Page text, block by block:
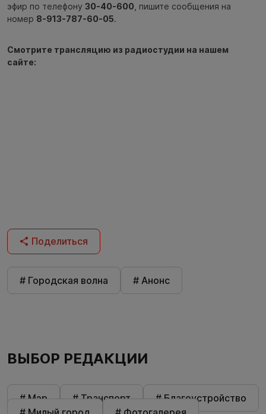
эфир по телефону 30-40-600 , пишите сообщения на
номер 8-913-787-60-05.
Смотрите трансляцию из радиостудии на нашем
сайте:
Поделиться
# Городская волна # Анонс
ВЫБОР РЕДАКЦИИ
# Мэр # Транспорт
# Благоустройство